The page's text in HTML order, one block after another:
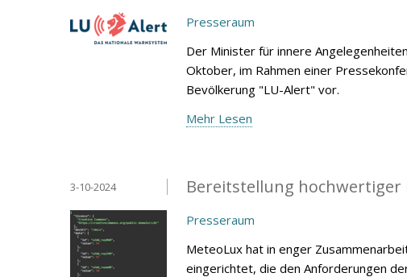
Presseraum
Der Minister für innere
Oktober, im Rahmen einer
Bevölkerung "LU-Alert" vor.
Mehr Lesen
Bereitstellung hochwertiger
3-10-2024
Presseraum
MeteoLux hat in enger
eingerichtet, die den Anforderungen